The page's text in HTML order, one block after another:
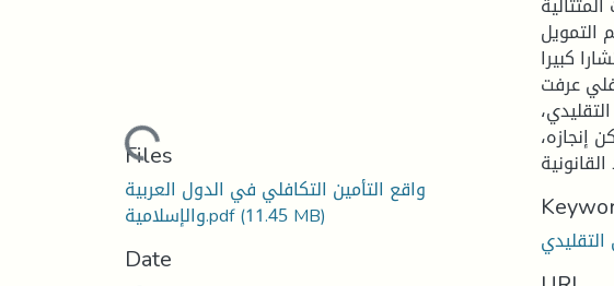
Loading...
Files
واقع التأمين التكافلي في الدول العربية
والإسلامية.pdf(11.45 MB)
Date
التمويل
كبيرا
عرفت
إنجازه،